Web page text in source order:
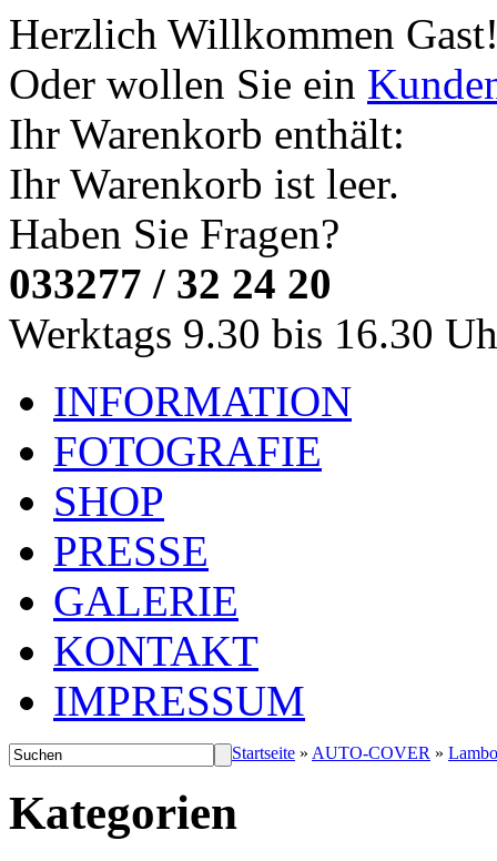
Herzlich Willkommen
Oder wollen Sie ein
Ihr Warenkorb enthält:
Ihr Warenkorb ist leer.
Haben Sie Fragen?
033277 / 32 24 20
Werktags 9.30 bis 16.30
INFORMATION
FOTOGRAFIE
SHOP
PRESSE
GALERIE
KONTAKT
IMPRESSUM
Startseite » AUTO-COVER »
Kategorien